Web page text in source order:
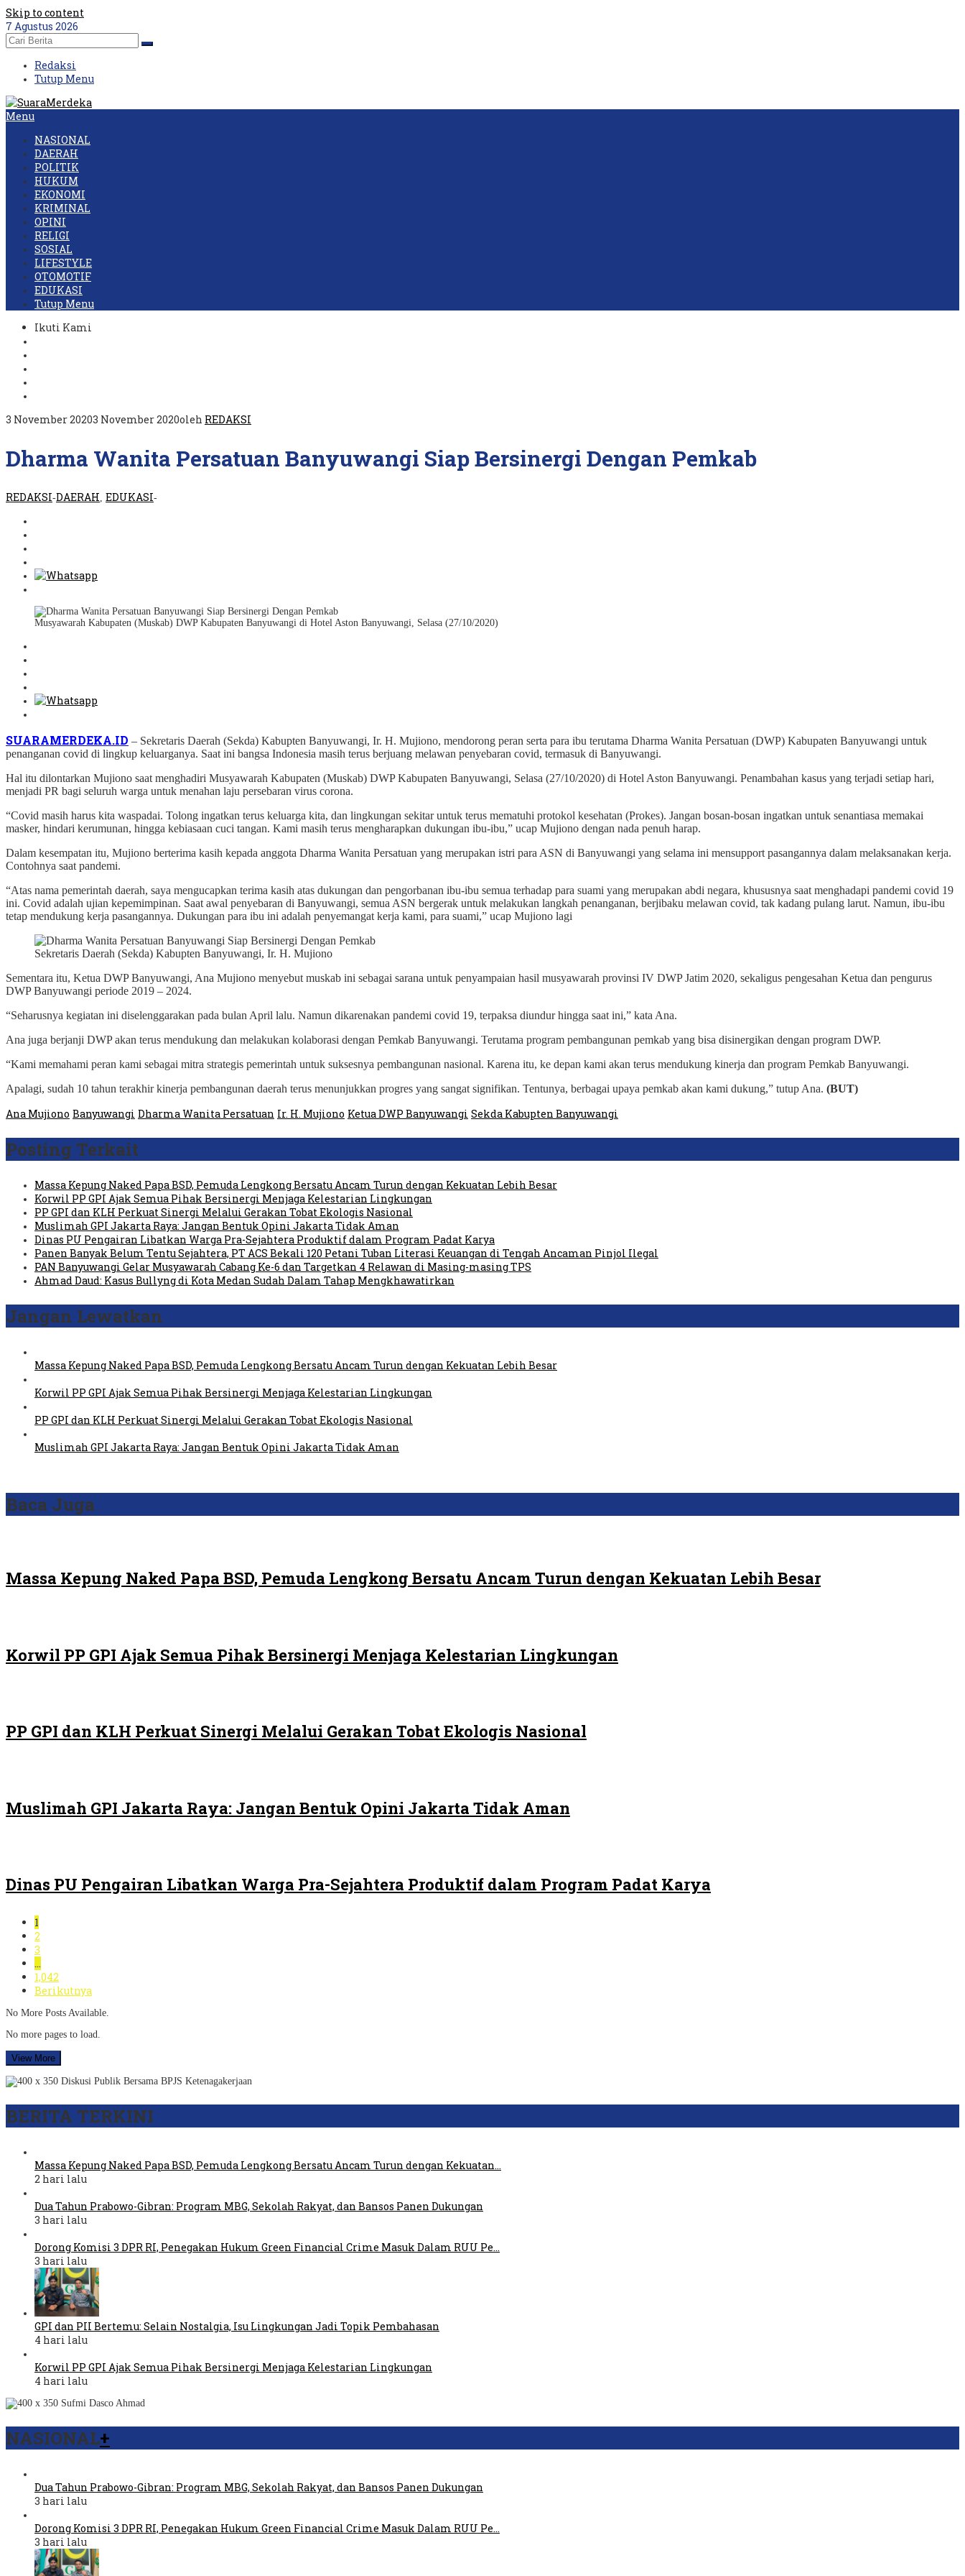
Skip to content
7 Agustus 2026
Redaksi
Tutup Menu
Menu
NASIONAL
DAERAH
POLITIK
HUKUM
EKONOMI
KRIMINAL
OPINI
RELIGI
SOSIAL
LIFESTYLE
OTOMOTIF
EDUKASI
Tutup Menu
Ikuti Kami
3 November 20203 November 2020oleh REDAKSI
Dharma Wanita Persatuan Banyuwangi Siap Bersinergi Dengan Pemkab
REDAKSI-DAERAH EDUKASI-
Musyawarah Kabupaten (Muskab) DWP Kabupaten Banyuwangi di Hotel Aston Banyuwangi, Selasa (27/10/2020)
SUARAMERDEKA.ID – Sekretaris Daerah (Sekda) Kabupten Banyuwangi, Ir. H. Mujiono, mendorong peran serta para ibu terutama Dharma Wanita Persatuan (DWP) Kabupaten Banyuwangi untuk
penanganan covid di lingkup keluarganya. Saat ini bangsa Indonesia masih terus berjuang melawan penyebaran covid, termasuk di Banyuwangi.
Hal itu dilontarkan Mujiono saat menghadiri Musyawarah Kabupaten (Muskab) DWP Kabupaten Banyuwangi, Selasa (27/10/2020) di Hotel Aston Banyuwangi. Penambahan kasus yang terjadi setiap hari,
menjadi PR bagi seluruh warga untuk menahan laju persebaran virus corona.
“Covid masih harus kita waspadai. Tolong ingatkan terus keluarga kita, dan lingkungan sekitar untuk terus mematuhi protokol kesehatan (Prokes). Jangan bosan-bosan ingatkan untuk senantiasa memakai
masker, hindari kerumunan, hingga kebiasaan cuci tangan. Kami masih terus mengharapkan dukungan ibu-ibu,” ucap Mujiono dengan nada penuh harap.
Dalam kesempatan itu, Mujiono berterima kasih kepada anggota Dharma Wanita Persatuan yang merupakan istri para ASN di Banyuwangi yang selama ini mensupport pasangannya dalam melaksanakan kerja.
Contohnya saat pandemi.
“Atas nama pemerintah daerah, saya mengucapkan terima kasih atas dukungan dan pengorbanan ibu-ibu semua terhadap para suami yang merupakan abdi negara, khususnya saat menghadapi pandemi covid 19
ini. Covid adalah ujian kepemimpinan. Saat awal penyebaran di Banyuwangi, semua ASN bergerak untuk melakukan langkah penanganan, berjibaku melawan covid, tak kadang pulang larut. Namun, ibu-ibu
tetap mendukung kerja pasangannya. Dukungan para ibu ini adalah penyemangat kerja kami, para suami,” ucap Mujiono lagi
Sekretaris Daerah (Sekda) Kabupten Banyuwangi, Ir. H. Mujiono
Sementara itu, Ketua DWP Banyuwangi, Ana Mujiono menyebut muskab ini sebagai sarana untuk penyampaian hasil musyawarah provinsi IV DWP Jatim 2020, sekaligus pengesahan Ketua dan pengurus
DWP Banyuwangi periode 2019 – 2024.
“Seharusnya kegiatan ini diselenggarakan pada bulan April lalu. Namun dikarenakan pandemi covid 19, terpaksa diundur hingga saat ini,” kata Ana.
Ana juga berjanji DWP akan terus mendukung dan melakukan kolaborasi dengan Pemkab Banyuwangi. Terutama program pembangunan pemkab yang bisa disinergikan dengan program DWP.
“Kami memahami peran kami sebagai mitra strategis pemerintah untuk suksesnya pembangunan nasional. Karena itu, ke depan kami akan terus mendukung kinerja dan program Pemkab Banyuwangi.
Apalagi, sudah 10 tahun terakhir kinerja pembangunan daerah terus menunjukkan progres yang sangat signifikan. Tentunya, berbagai upaya pemkab akan kami dukung,” tutup Ana. (BUT)
Ana Mujiono Banyuwangi Dharma Wanita Persatuan Ir. H. Mujiono Ketua DWP Banyuwangi Sekda Kabupten Banyuwangi
Posting Terkait
Massa Kepung Naked Papa BSD, Pemuda Lengkong Bersatu Ancam Turun dengan Kekuatan Lebih Besar
Korwil PP GPI Ajak Semua Pihak Bersinergi Menjaga Kelestarian Lingkungan
PP GPI dan KLH Perkuat Sinergi Melalui Gerakan Tobat Ekologis Nasional
Muslimah GPI Jakarta Raya: Jangan Bentuk Opini Jakarta Tidak Aman
Dinas PU Pengairan Libatkan Warga Pra-Sejahtera Produktif dalam Program Padat Karya
Panen Banyak Belum Tentu Sejahtera, PT ACS Bekali 120 Petani Tuban Literasi Keuangan di Tengah Ancaman Pinjol Ilegal
PAN Banyuwangi Gelar Musyawarah Cabang Ke-6 dan Targetkan 4 Relawan di Masing-masing TPS
Ahmad Daud: Kasus Bullyng di Kota Medan Sudah Dalam Tahap Mengkhawatirkan
Jangan Lewatkan
Massa Kepung Naked Papa BSD, Pemuda Lengkong Bersatu Ancam Turun dengan Kekuatan Lebih Besar
Korwil PP GPI Ajak Semua Pihak Bersinergi Menjaga Kelestarian Lingkungan
PP GPI dan KLH Perkuat Sinergi Melalui Gerakan Tobat Ekologis Nasional
Muslimah GPI Jakarta Raya: Jangan Bentuk Opini Jakarta Tidak Aman
Baca Juga
Massa Kepung Naked Papa BSD, Pemuda Lengkong Bersatu Ancam Turun dengan Kekuatan Lebih Besar
Korwil PP GPI Ajak Semua Pihak Bersinergi Menjaga Kelestarian Lingkungan
PP GPI dan KLH Perkuat Sinergi Melalui Gerakan Tobat Ekologis Nasional
Muslimah GPI Jakarta Raya: Jangan Bentuk Opini Jakarta Tidak Aman
Dinas PU Pengairan Libatkan Warga Pra-Sejahtera Produktif dalam Program Padat Karya
1
2
3
…
1,042
Berikutnya
No More Posts Available.
No more pages to load.
View More
BERITA TERKINI
Massa Kepung Naked Papa BSD, Pemuda Lengkong Bersatu Ancam Turun dengan Kekuatan…
2 hari lalu
Dua Tahun Prabowo-Gibran: Program MBG, Sekolah Rakyat, dan Bansos Panen Dukungan
3 hari lalu
Dorong Komisi 3 DPR RI, Penegakan Hukum Green Financial Crime Masuk Dalam RUU Pe…
3 hari lalu
GPI dan PII Bertemu: Selain Nostalgia, Isu Lingkungan Jadi Topik Pembahasan
4 hari lalu
Korwil PP GPI Ajak Semua Pihak Bersinergi Menjaga Kelestarian Lingkungan
4 hari lalu
NASIONAL+
Dua Tahun Prabowo-Gibran: Program MBG, Sekolah Rakyat, dan Bansos Panen Dukungan
3 hari lalu
Dorong Komisi 3 DPR RI, Penegakan Hukum Green Financial Crime Masuk Dalam RUU Pe…
3 hari lalu